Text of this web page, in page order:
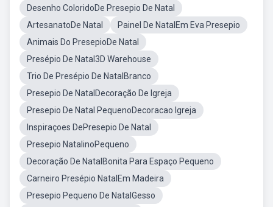
Desenho ColoridoDe Presepio De Natal
ArtesanatoDe Natal
Painel De NatalEm Eva Presepio
Animais Do PresepioDe Natal
Presépio De Natal3D Warehouse
Trio De Presépio De NatalBranco
Presepio De NatalDecoração De Igreja
Presepio De Natal PequenoDecoracao Igreja
Inspiraçoes DePresepio De Natal
Presepio NatalinoPequeno
Decoração De NatalBonita Para Espaço Pequeno
Carneiro Presépio NatalEm Madeira
Presepio Pequeno De NatalGesso